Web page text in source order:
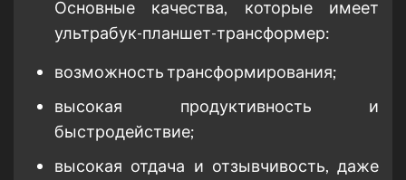
Основные качества, которые имеет
ультрабук-планшет-трансформер:
возможность трансформирования;
высокая продуктивность и
быстродействие;
высокая отдача и отзывчивость, даже